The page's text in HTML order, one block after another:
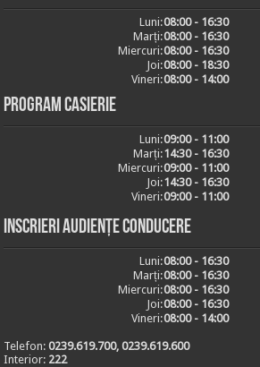
Luni:08:00 - 16:30
Marți:08:00 - 16:30
Miercuri:08:00 - 16:30
Joi:08:00 - 18:30
Vineri:08:00 - 14:00
Program casierie
Luni:09:00 - 11:00
Marți:14:30 - 16:30
Miercuri:09:00 - 11:00
Joi:14:30 - 16:30
Vineri:09:00 - 11:00
Inscrieri audiențe conducere
Luni:08:00 - 16:30
Marți:08:00 - 16:30
Miercuri:08:00 - 16:30
Joi:08:00 - 16:30
Vineri:08:00 - 14:00
Telefon:0239.619.700, 0239.619.600
Interior: 222